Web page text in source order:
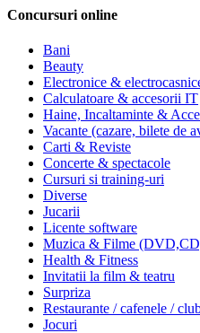
Concursuri online
Bani
Beauty
Electronice &
Calculatoare & accesorii IT
Haine, Incaltaminte &
Vacante (cazare, bilete de
Carti & Reviste
Concerte & spectacole
Cursuri si training-uri
Diverse
Jucarii
Licente software
Muzica & Filme
Health & Fitness
Invitatii la film & teatru
Surpriza
Restaurante / cafenele /
Jocuri